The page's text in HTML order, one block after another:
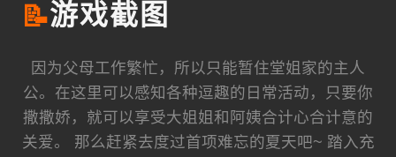
📝游戏截图
因为父母工作繁忙，所以只能暂住堂姐家的主人
公。在这里可以感知各种逗趣的日常活动，只要你
撒撒娇，就可以享受大姐姐和阿姨合计心合计意的
关爱。 那么赶紧去度过首项难忘的夏天吧~ 踏入充